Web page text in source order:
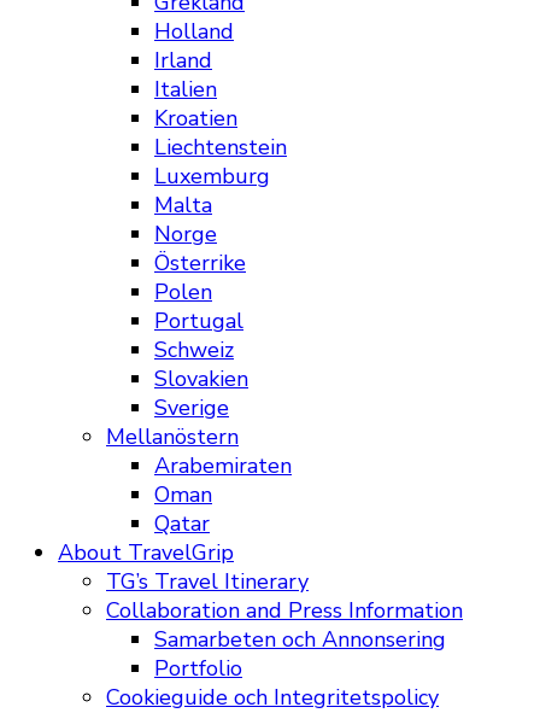
Holland
Irland
Italien
Kroatien
Liechtenstein
Luxemburg
Malta
Norge
Österrike
Polen
Portugal
Schweiz
Slovakien
Sverige
Mellanöstern
Arabemiraten
Oman
Qatar
About TravelGrip
TG’s Travel Itinerary
Collaboration and Press Information
Samarbeten och Annonsering
Portfolio
Cookieguide och Integritetspolicy